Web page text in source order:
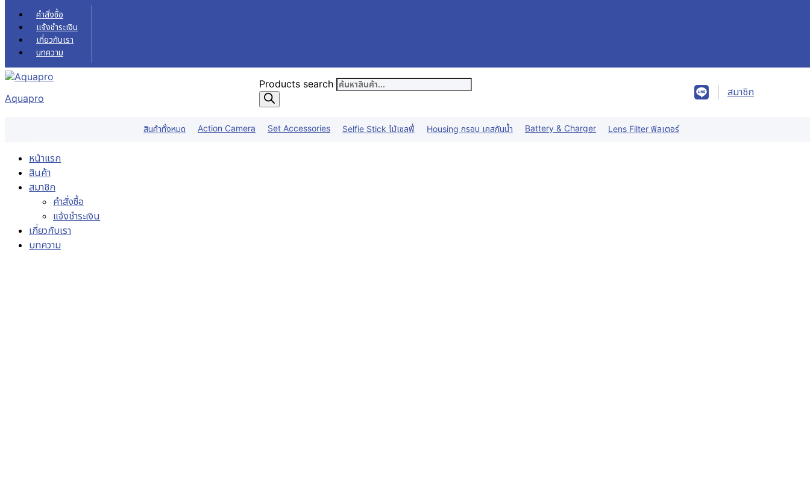
Skip to content
คำสั่งซื้อ
แจ้งชำระเงิน
เกี่ยวกับเรา
บทความ
Aquapro
Products search
สมาชิก
สินค้าทั้งหมด Action Camera Set Accessories Selfie Stick ไม้เซลฟี่ Housing กรอบ เคสกันน้ำ Battery & Charger Lens Filter ฟิลเตอร์
หน้าแรก
สินค้า
สมาชิก
คำสั่งซื้อ
แจ้งชำระเงิน
เกี่ยวกับเรา
บทความ